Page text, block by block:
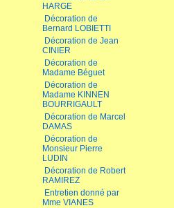
HARGE
Décoration de
Bernard LOBIETTI
Décoration de Jean
CINIER
Décoration de
Madame Béguet
Décoration de
Madame KINNEN
BOURRIGAULT
Décoration de Marcel
DAMAS
Décoration de
Monsieur Pierre
LUDIN
Décoration de Robert
RAMIREZ
Entretien donné par
Mme VIANES